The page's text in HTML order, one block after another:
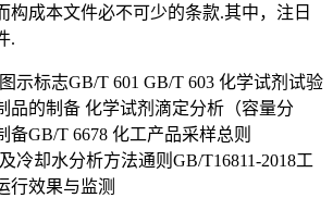
构成本文件必不可少的条款.其中，注日
.
示标志GB/T 601 GB/T 603 化学试剂试验
品的制备 化学试剂滴定分析（容量分
备GB/T 6678 化工产品采样总则
冷却水分析方法通则GB/T16811-2018工
行效果与监测